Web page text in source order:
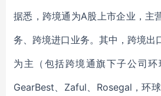
据悉，跨境通为A股上市企业，主
务、跨境进口业务。其中，跨境出
为主（包括跨境通旗下子公司
GearBest、Zaful、Rosegal，环